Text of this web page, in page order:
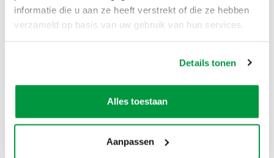
informatie die u aan ze heeft verstrekt of die ze hebben
verzameld op basis van uw gebruik van hun services.
Details tonen
Alles toestaan
Aanpassen
3 dagen € 39,50
Excl. BTW
man op glas bier 65 jaar te huren.